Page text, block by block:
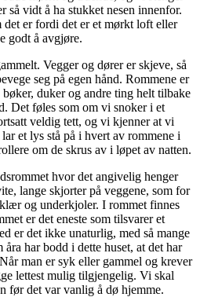
så vidt å ha stukket nesen innenfor.
er fordi det er et mørkt loft eller
godt å avgjøre.
Vegger og dører er skjeve, så
seg på egen hånd. Rommene er
duker og andre ting helt tilbake
Det føles som om vi snoker i et
veldig tett, og vi kjenner at vi
et lys stå på i hvert av rommene i
om de skrus av i løpet av natten.
hvor det angivelig henger
lange skjorter på veggene, som for
og underkjoler. I rommet finnes
er det eneste som tilsvarer et
er det ikke unaturlig, med så mange
har bodd i dette huset, at det har
man er syk eller gammel og krever
lettest mulig tilgjengelig. Vi skal
før det var vanlig å dø hjemme.